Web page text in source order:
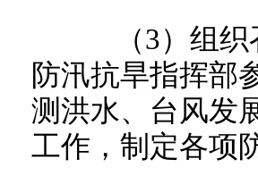
（3）组织
防汛抗旱指挥部
测洪水、台风发
工作，制定各项